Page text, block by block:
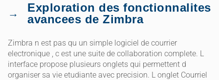
Exploration des fonctionnalites
avancees de Zimbra
Zimbra n est pas qu un simple logiciel de courrier
electronique , c est une suite de collaboration complete. L
interface propose plusieurs onglets qui permettent d
organiser sa vie etudiante avec precision. L onglet Courriel